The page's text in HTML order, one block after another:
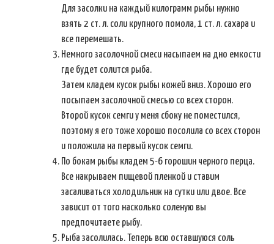
Для засолки на каждый килограмм рыбы нужно
взять 2 ст. л. соли крупного помола, 1 ст. л. сахара и
все перемешать.
Немного засолочной смеси насыпаем на дно емкости
где будет солится рыба.
Затем кладем кусок рыбы кожей вниз. Хорошо его
посыпаем засолочной смесью со всех сторон.
Второй кусок семги у меня сбоку не поместился,
поэтому я его тоже хорошо посолила со всех сторон
и положила на первый кусок семги.
По бокам рыбы кладем 5-6 горошин черного перца.
Все накрываем пищевой пленкой и ставим
засаливаться холодильник на сутки или двое. Все
зависит от того насколько соленую вы
предпочитаете рыбу.
Рыба засолилась. Теперь всю оставшуюся соль